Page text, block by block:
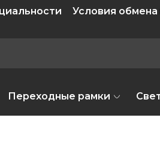
Условия обмена
Переходные рамки